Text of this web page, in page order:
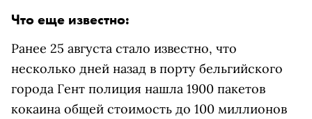
Что еще известно:
Ранее 25 августа стало известно, что
несколько дней назад в порту бельгийского
города Гент полиция нашла 1900 пакетов
кокаина общей стоимость до 100 миллионов